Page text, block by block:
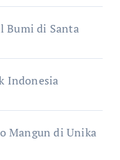
Bumi di Santa
Indonesia
Mangun di Unika